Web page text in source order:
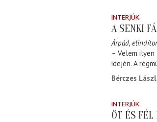
INTERJÚK
A SENKI
Árpád,
– Velem
idején. A
Bérczes
INTERJÚK
ÖT ÉS FÉL